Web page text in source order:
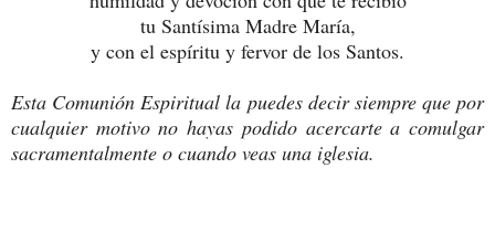
tu Santísima Madre María,
y con el espíritu y fervor de los Santos.
Esta Comunión Espiritual la puedes decir siempre que por
cualquier motivo no hayas podido acercarte a comulgar
sacramentalmente o cuando veas una iglesia.